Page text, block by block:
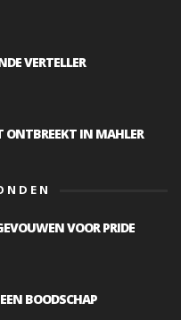
VERTELLER
IN MAHLER
VOOR PRIDE
BOODSCHAP